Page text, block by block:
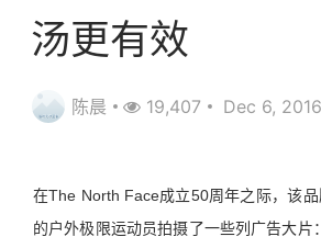
汤更有效
陈晨 19,407 Dec 6, 2016
在The North Face成立50周年之际，该
的户外极限运动员拍摄了一些列广告大片